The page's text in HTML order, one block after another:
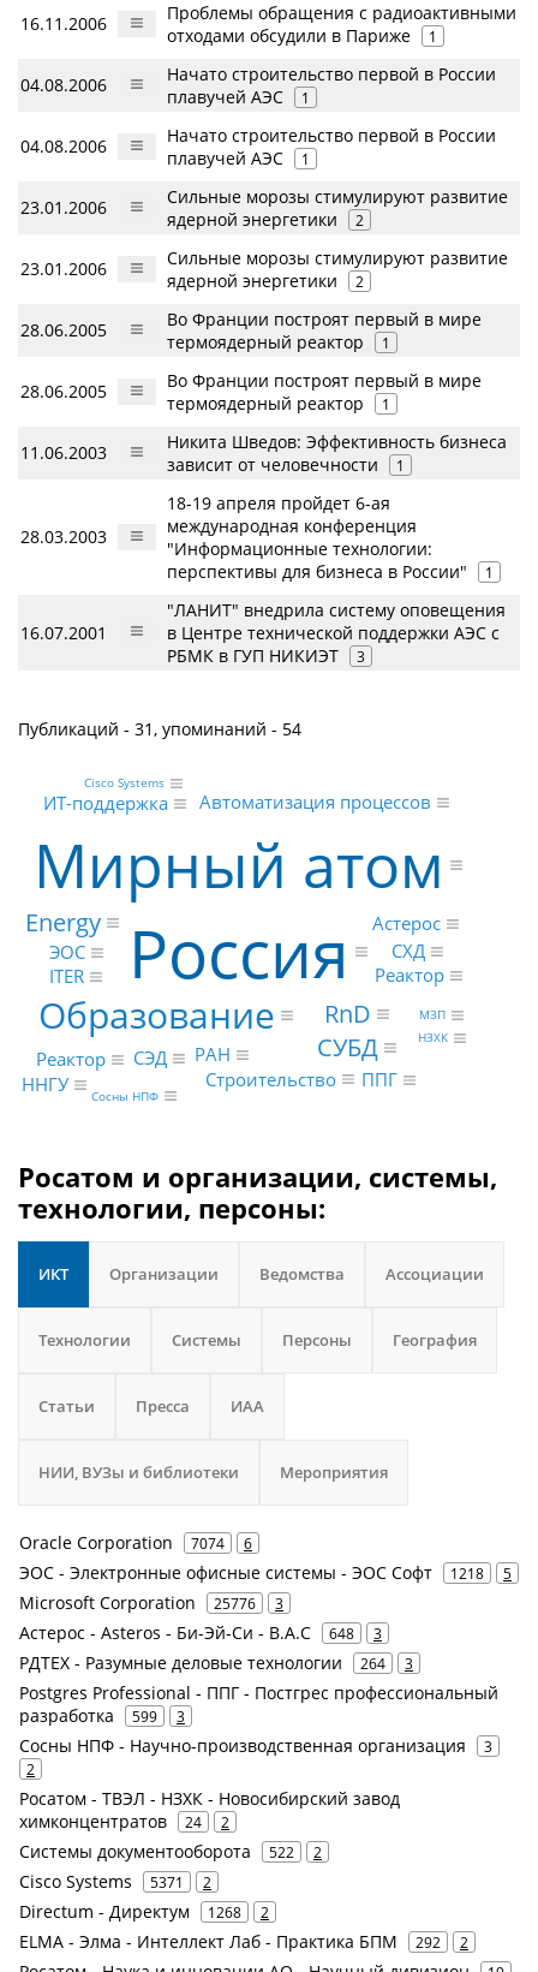
16.11.2006
Проблемы обращения с радиоактивными
отходами обсудили в Париже
1
04.08.2006
Начато строительство первой в России
плавучей АЭС
1
04.08.2006
Начато строительство первой в России
плавучей АЭС
1
23.01.2006
Сильные морозы стимулируют развитие
ядерной энергетики
2
23.01.2006
Сильные морозы стимулируют развитие
ядерной энергетики
2
28.06.2005
Во Франции построят первый в мире
термоядерный реактор
1
28.06.2005
Во Франции построят первый в мире
термоядерный реактор
1
11.06.2003
Никита Шведов: Эффективность бизнеса
зависит от человечности
1
28.03.2003
18-19 апреля пройдет 6-ая
международная конференция
"Информационные технологии:
перспективы для бизнеса в России"
1
16.07.2001
"ЛАНИТ" внедрила систему оповещения
в Центре технической поддержки АЭС с
РБМК в ГУП НИКИЭТ
3
Публикаций - 31, упоминаний - 54
Россия
Мирный атом
Образование RnD
Energy
СУБД
ЭОС
Реактор
Автоматизация процессов
СЭД
ИТ-поддержка
Строительство
ITER Реактор
СХД
РАН
Астерос
ППГ
ННГУ Сосны НПФ
НЗХК
Cisco Systems
МЗП
Росатом и организации, системы,
технологии, персоны:
ИКТ Организации Ведомства Ассоциации
Технологии Системы Персоны География
Статьи Пресса ИАА
НИИ, ВУЗы и библиотеки Мероприятия
Oracle Corporation 7074 6
ЭОС - Электронные офисные системы - ЭОС Софт 1218 5
Microsoft Corporation 25776 3
Астерос - Asteros - Би-Эй-Си - B.A.C 648 3
РДТЕХ - Разумные деловые технологии 264 3
Postgres Professional - ППГ - Постгрес профессиональный
разработка
599 3
Сосны НПФ - Научно-производственная организация
3
2
Росатом - ТВЭЛ - НЗХК - Новосибирский завод
химконцентратов
24 2
Системы документооборота 522 2
Cisco Systems 5371 2
Directum - Директум 1268 2
ELMA - Элма - Интеллект Лаб - Практика БПМ 292 2